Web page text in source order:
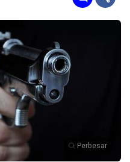
Perbesar